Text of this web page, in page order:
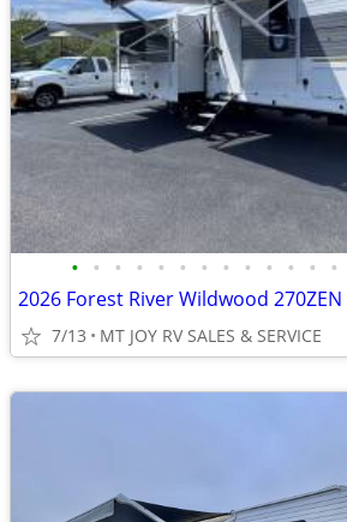
• • • • • • • • • • • • •
2026 Forest River Wildwood 270ZEN
7/13 MT JOY RV SALES & SERVICE